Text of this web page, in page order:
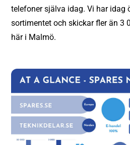
telefoner själva idag. Vi har idag
sortimentet och skickar fler än 3
här i Malmö.